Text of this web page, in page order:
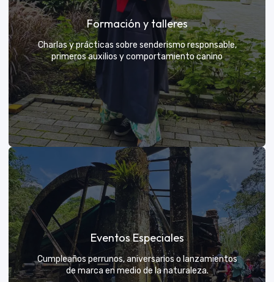
Tú eliges el parche y nosotros nos encargamos de
una aventura exclusiva
Formación y talleres
Charlas y prácticas sobre senderismo responsable,
primeros auxilios y comportamiento canino
Formación y talleres
Aprende de expertos a ser el mejor guía para tu
propio explorador
Eventos Especiales
Cumpleaños perrunos, aniversarios o lanzamientos
de marca en medio de la naturaleza.